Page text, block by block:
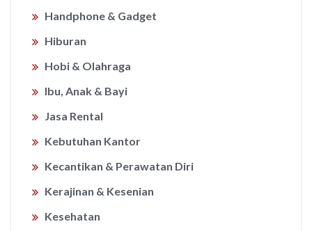
Handphone & Gadget
Hiburan
Hobi & Olahraga
Ibu, Anak & Bayi
Jasa Rental
Kebutuhan Kantor
Kecantikan & Perawatan Diri
Kerajinan & Kesenian
Kesehatan